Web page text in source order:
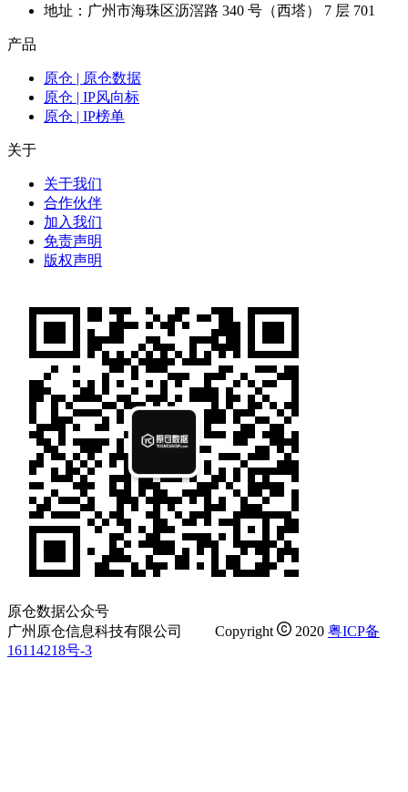
地址：广州市海珠区沥滘路 340 号（西塔） 7 层 701
产品
原仓 | 原仓数据
原仓 | IP风向标
原仓 | IP榜单
关于
关于我们
合作伙伴
加入我们
免责声明
版权声明
原仓数据公众号
广州原仓信息科技有限公司
Copyright 2020 粤ICP备
16114218号-3